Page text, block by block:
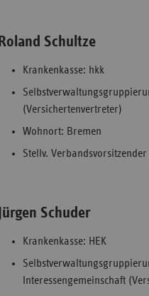
Roland Schultze
Krankenkasse: hkk
(Versichertenvertreter)
Wohnort: Bremen
Stellv. Verbandsvorsitzender
Jürgen Schuder
Krankenkasse: HEK
Interessengemeinschaft